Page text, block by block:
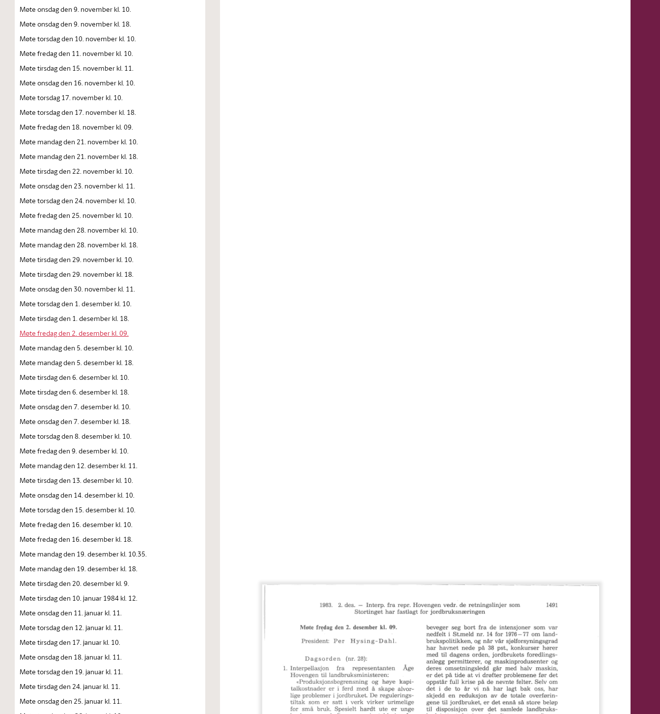
Møte onsdag den 9. november kl. 10.
Møte onsdag den 9. november kl. 18.
Møte torsdag den 10. november kl. 10.
Møte fredag den 11. november kl. 10.
Møte tirsdag den 15. november kl. 11.
Møte onsdag den 16. november kl. 10.
Møte torsdag 17. november kl. 10.
Møte torsdag den 17. november kl. 18.
Møte fredag den 18. november kl. 09.
Møte mandag den 21. november kl. 10.
Møte mandag den 21. november kl. 18.
Møte tirsdag den 22. november kl. 10.
Møte onsdag den 23. november kl. 11.
Møte torsdag den 24. november kl. 10.
Møte fredag den 25. november kl. 10.
Møte mandag den 28. november kl. 10.
Møte mandag den 28. november kl. 18.
Møte tirsdag den 29. november kl. 10.
Møte tirsdag den 29. november kl. 18.
Møte onsdag den 30. november kl. 11.
Møte torsdag den 1. desember kl. 10.
Møte tirsdag den 1. desember kl. 18.
Møte fredag den 2. desember kl. 09.
Møte mandag den 5. desember kl. 10.
Møte mandag den 5. desember kl. 18.
Møte tirsdag den 6. desember kl. 10.
Møte tirsdag den 6. desember kl. 18.
Møte onsdag den 7. desember kl. 10.
Møte onsdag den 7. desember kl. 18.
Møte torsdag den 8. desember kl. 10.
Møte fredag den 9. desember kl. 10.
Møte mandag den 12. desember kl. 11.
Møte tirsdag den 13. desember kl. 10.
Møte onsdag den 14. desember kl. 10.
Møte torsdag den 15. desember kl. 10.
Møte fredag den 16. desember kl. 10.
Møte fredag den 16. desember kl. 18.
Møte mandag den 19. desember kl. 10.35.
Møte mandag den 19. desember kl. 18.
Møte tirsdag den 20. desember kl. 9.
Møte tirsdag den 10. januar 1984 kl. 12.
Møte onsdag den 11. januar kl. 11.
Møte torsdag den 12. januar kl. 11.
Møte tirsdag den 17. januar kl. 10.
Møte onsdag den 18. januar kl. 11.
Møte torsdag den 19. januar kl. 11.
Møte tirsdag den 24. januar kl. 11.
Møte onsdag den 25. januar kl. 11.